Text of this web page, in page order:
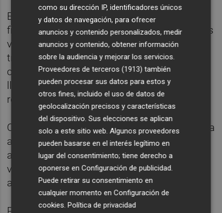
Entre las actuaciones previstas en el PEC
figura, entre otras, la ampliación de las zonas
verdes hasta 60.000 metros cuadrados a
través de una nueva vía verde que actúe
como eje vertebrador de todo el barrio hasta
llegar a La Marina y que tendrá como
referencia la antigua vía del 'trenet'.
Otra vía verde conectará el barrio con la playa
a través de recorridos peatonales y zonas
ajardinadas. En lo que respecta a materia de
vivienda, el PEC prevé limitaciones de altura
a las nuevas construcciones.
como su dirección IP, identificadores únicos
y datos de navegación, para ofrecer
anuncios y contenido personalizados, medir
anuncios y contenido, obtener información
sobre la audiencia y mejorar los servicios.
Proveedores de terceros (1913) también
pueden procesar sus datos para estos y
otros fines, incluido el uso de datos de
geolocalización precisos y características
del dispositivo. Sus elecciones se aplican
solo a este sitio web. Algunos proveedores
pueden basarse en el interés legítimo en
lugar del consentimiento; tiene derecho a
oponerse enConfiguración de publicidad
Puede retirar su consentimiento en
cualquier momento enConfiguración de
cookies .Política de privacidad